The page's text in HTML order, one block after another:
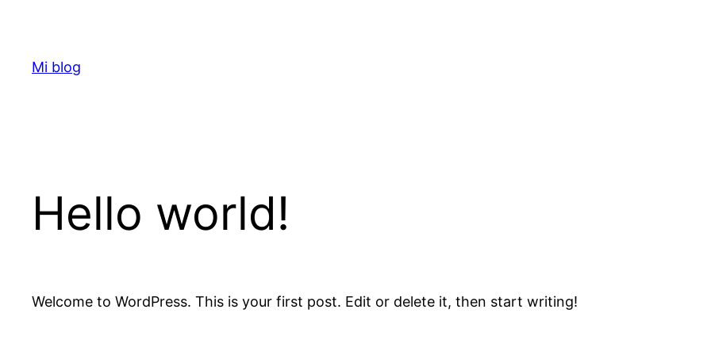
contenido
Mi blog
Hello world!
Welcome to WordPress. This is your first post. Edit or delete it, then start writing!